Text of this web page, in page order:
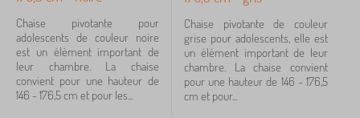
Chaise pivotante pour
adolescents de couleur noire
est un élément important de
leur chambre. La chaise
convient pour une hauteur de
146 - 176,5 cm et pour les...
Chaise pivotante de couleur
grise pour adolescents, elle est
un élément important de leur
chambre. La chaise convient
pour une hauteur de 146 - 176,5
cm et pour...